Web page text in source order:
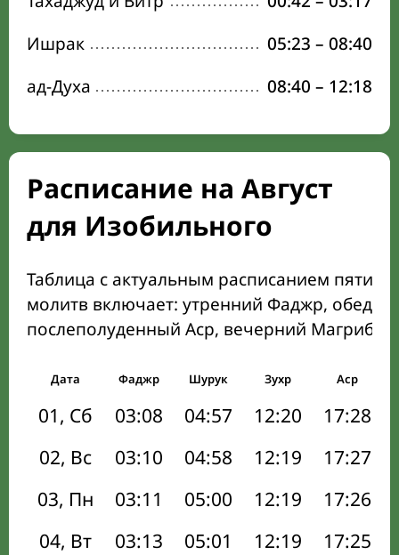
Ишрак
05:23 – 08:40
ад-Духа
08:40 – 12:18
Расписание на Август
для Изобильного
Таблица с актуальным расписанием пяти
молитв включает: утренний Фаджр,
послеполуденный Аср, вечерний Магриб
Дата Фаджр Шурук Зухр Аср
01, Сб 03:08 04:57 12:20 17:28
02, Вс
03:10 04:58 12:19 17:27
03, Пн
03:11 05:00 12:19 17:26
04, Вт
03:13 05:01 12:19 17:25